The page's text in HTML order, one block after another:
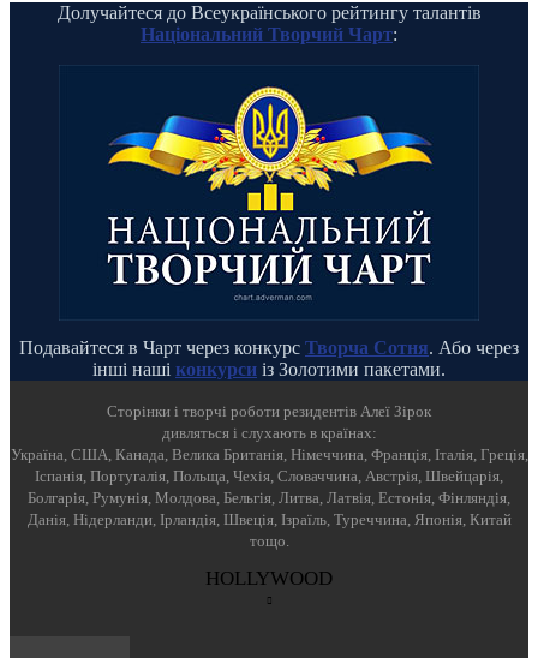
Долучайтеся до Всеукраїнського рейтингу талантів
Національний Творчий Чарт:
Подавайтеся в Чарт через конкурс Творча Сотня. Або через
інші наші конкурси із Золотими пакетами.
Cторінки і творчі роботи резидентів Алеї Зірок
дивляться і слухають в країнах:
Україна, США, Канада, Велика Британія, Німеччина, Франція, Італія, Греція,
Іспанія, Португалія, Польща, Чехія, Словаччина, Австрія, Швейцарія,
Болгарія, Румунія, Молдова, Бельгія, Литва, Латвія, Естонія, Фінляндія,
Данія, Нідерланди, Ірландія, Швеція, Ізраїль, Туреччина, Японія, Китай
тощо.
HOLLYWOOD